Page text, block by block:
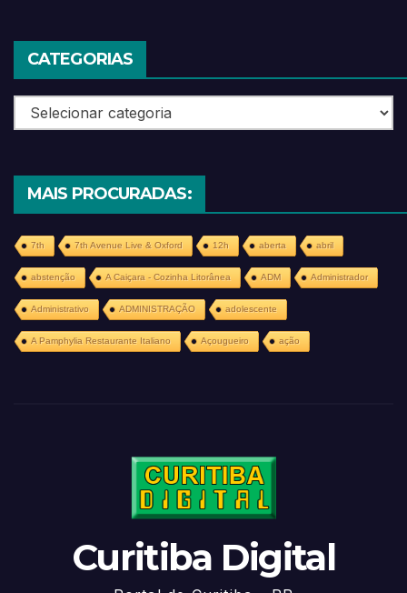
CATEGORIAS
Categorias
MAIS PROCURADAS:
7th 7th Avenue Live & Oxford 12h aberta abril
abstenção A Caiçara - Cozinha Litorânea ADM Administrador
Administrativo ADMINISTRAÇÃO adolescente
A Pamphylia Restaurante Italiano Açougueiro ação
Curitiba Digital